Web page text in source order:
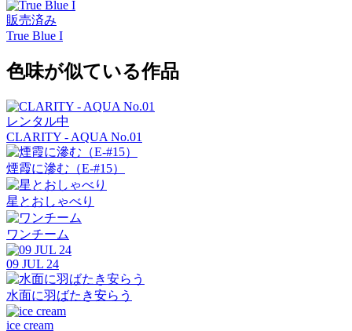
販売済み
True Blue I
色味が似ている作品
レンタル中
CLARITY - AQUA No.01
煙霞に滲む（E-#15）
星とおしゃべり
ワンチーム
09 JUL 24
水面に羽ばたき安らう
ice cream